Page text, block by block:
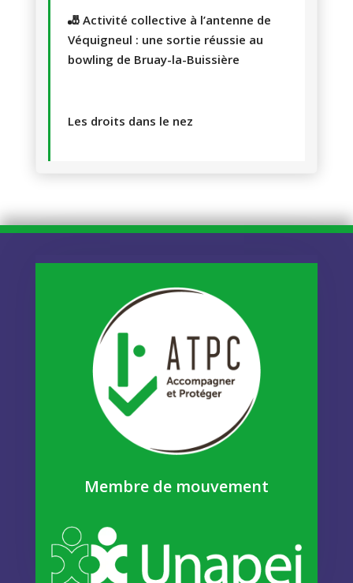
🎳 Activité collective à l’antenne de
Véquigneul : une sortie réussie au
bowling de Bruay-la-Buissière
Les droits dans le nez
Membre de mouvement